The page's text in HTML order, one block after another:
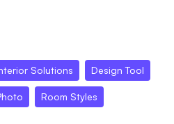
Solutions Design Tool
Room Styles